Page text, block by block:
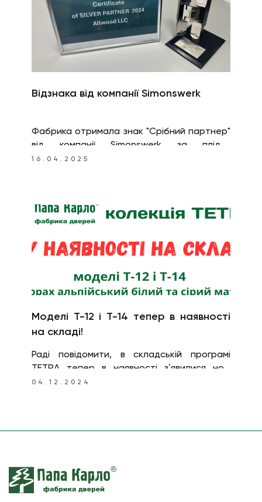
Відзнака від компанії Simonswerk
Фабрика отримала знак "Срібний партнер"
від компанії Simonswerk за плідну
багаторічну роботу із закупівлі та
16.04.2025
Моделі T-12 і T-14 тепер в наявності
на складі!
Раді повідомити, в складській програмі
TETRA тепер в наявності зʼявилися нові
популярні моделі T-12 і T-14 в кольорах
04.12.2024